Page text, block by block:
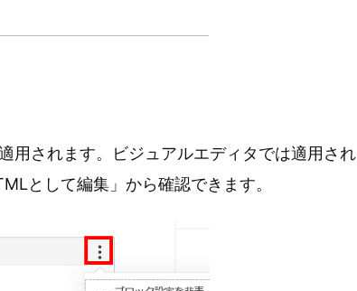
用されます。ビジュアルエディタでは適用され
として編集」から確認できます。